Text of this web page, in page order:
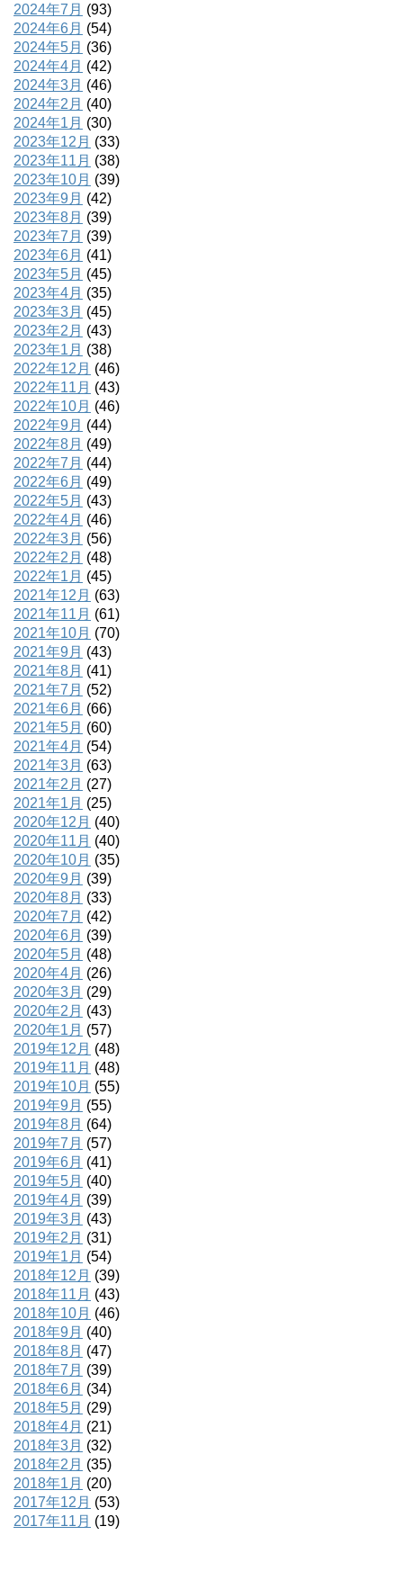
2024年7月 (93)
2024年6月 (54)
2024年5月 (36)
2024年4月 (42)
2024年3月 (46)
2024年2月 (40)
2024年1月 (30)
2023年12月 (33)
2023年11月 (38)
2023年10月 (39)
2023年9月 (42)
2023年8月 (39)
2023年7月 (39)
2023年6月 (41)
2023年5月 (45)
2023年4月 (35)
2023年3月 (45)
2023年2月 (43)
2023年1月 (38)
2022年12月 (46)
2022年11月 (43)
2022年10月 (46)
2022年9月 (44)
2022年8月 (49)
2022年7月 (44)
2022年6月 (49)
2022年5月 (43)
2022年4月 (46)
2022年3月 (56)
2022年2月 (48)
2022年1月 (45)
2021年12月 (63)
2021年11月 (61)
2021年10月 (70)
2021年9月 (43)
2021年8月 (41)
2021年7月 (52)
2021年6月 (66)
2021年5月 (60)
2021年4月 (54)
2021年3月 (63)
2021年2月 (27)
2021年1月 (25)
2020年12月 (40)
2020年11月 (40)
2020年10月 (35)
2020年9月 (39)
2020年8月 (33)
2020年7月 (42)
2020年6月 (39)
2020年5月 (48)
2020年4月 (26)
2020年3月 (29)
2020年2月 (43)
2020年1月 (57)
2019年12月 (48)
2019年11月 (48)
2019年10月 (55)
2019年9月 (55)
2019年8月 (64)
2019年7月 (57)
2019年6月 (41)
2019年5月 (40)
2019年4月 (39)
2019年3月 (43)
2019年2月 (31)
2019年1月 (54)
2018年12月 (39)
2018年11月 (43)
2018年10月 (46)
2018年9月 (40)
2018年8月 (47)
2018年7月 (39)
2018年6月 (34)
2018年5月 (29)
2018年4月 (21)
2018年3月 (32)
2018年2月 (35)
2018年1月 (20)
2017年12月 (53)
2017年11月 (19)